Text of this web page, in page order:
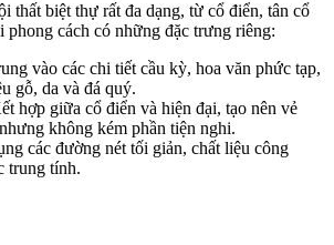
thất biệt thự rất đa dạng, từ cổ điển, tân cổ
phong cách có những đặc trưng riêng:
vào các chi tiết cầu kỳ, hoa văn phức tạp,
gỗ, da và đá quý.
hợp giữa cổ điển và hiện đại, tạo nên vẻ
không kém phần tiện nghi.
các đường nét tối giản, chất liệu công
trung tính.